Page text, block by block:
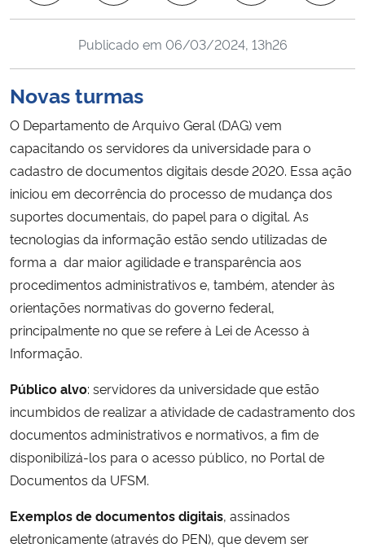
Ministério da Saúde
Ministério de Minas e Energia
Ministério da Ciência, Tecnologia, Inovações e Comunicações
Ministério do Meio Ambiente
Ministério do Turismo
Ministério do Desenvolvimento Regional
Controladoria-Geral da União
Ministério da Mulher, da Família e dos Direitos Humanos
Secretaria-Geral
Secretaria de Governo
Gabinete de Segurança Institucional
Advocacia-Geral da União
Banco Central do Brasil
Publicado em 06/03/2024, 13h26
Novas turmas
O Departamento de Arquivo Geral (DAG) vem
capacitando os servidores da universidade para o
cadastro de documentos digitais desde 2020. Essa ação
iniciou em decorrência do processo de mudança dos
suportes documentais, do papel para o digital. As
tecnologias da informação estão sendo utilizadas de
forma a dar maior agilidade e transparência aos
procedimentos administrativos e, também, atender às
orientações normativas do governo federal,
principalmente no que se refere à Lei de Acesso à
Informação.
Público alvo: servidores da universidade que estão
incumbidos de realizar a atividade de cadastramento dos
documentos administrativos e normativos, a fim de
disponibilizá-los para o acesso público, no Portal de
Documentos da UFSM.
Exemplos de documentos digitais, assinados
eletronicamente (através do PEN), que devem ser